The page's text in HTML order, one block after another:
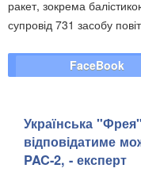
ракет, зокрема
супровід 731 засобу
FaceBook
Українська
відповідатиме
PAC-2, - експерт